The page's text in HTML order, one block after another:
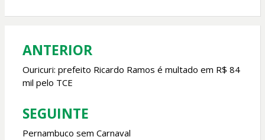
o
k
A
p
Navegação
de
Post
ANTERIOR
Ouricuri: prefeito Ricardo Ramos é multado em R$ 84
mil pelo TCE
SEGUINTE
Pernambuco sem Carnaval